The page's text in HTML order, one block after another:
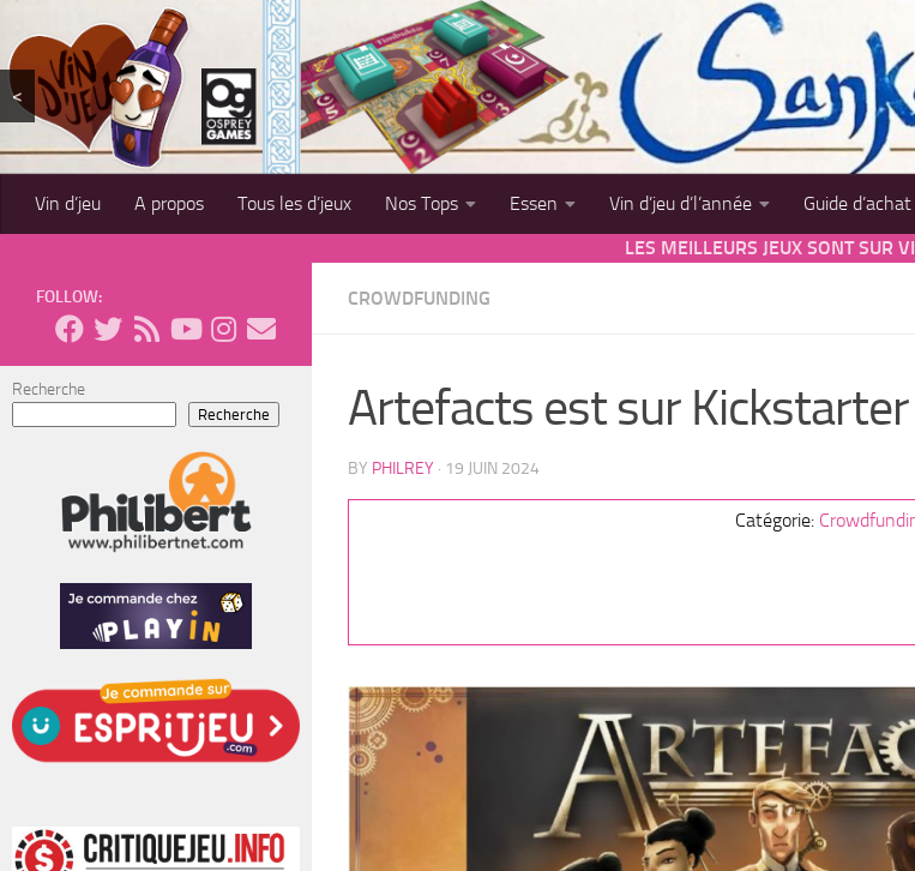
Skip to content
<
Vin d’jeu A propos Tous les d’jeux Nos Tops Essen Vin d’jeu d’l’année Guide d’achat
LES MEILLEURS JEUX SONT SUR
CROWDFUNDING
Artefacts est sur Kickstarter
BY PHILREY · 19 JUIN 2024
Catégorie:
FOLLOW:
Recherche
Recherche